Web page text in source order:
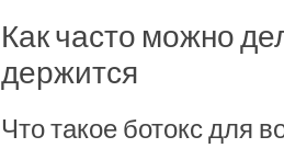
Как часто можно
держится
Что такое ботокс для